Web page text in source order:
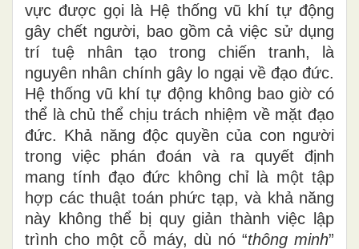
vực được gọi là Hệ thống vũ khí tự động
gây chết người, bao gồm cả việc sử dụng
trí tuệ nhân tạo trong chiến tranh, là
nguyên nhân chính gây lo ngại về đạo đức.
Hệ thống vũ khí tự động không bao giờ có
thể là chủ thể chịu trách nhiệm về mặt đạo
đức. Khả năng độc quyền của con người
trong việc phán đoán và ra quyết định
mang tính đạo đức không chỉ là một tập
hợp các thuật toán phức tạp, và khả năng
này không thể bị quy giản thành việc lập
trình cho một cỗ máy, dù nó “thông minh”